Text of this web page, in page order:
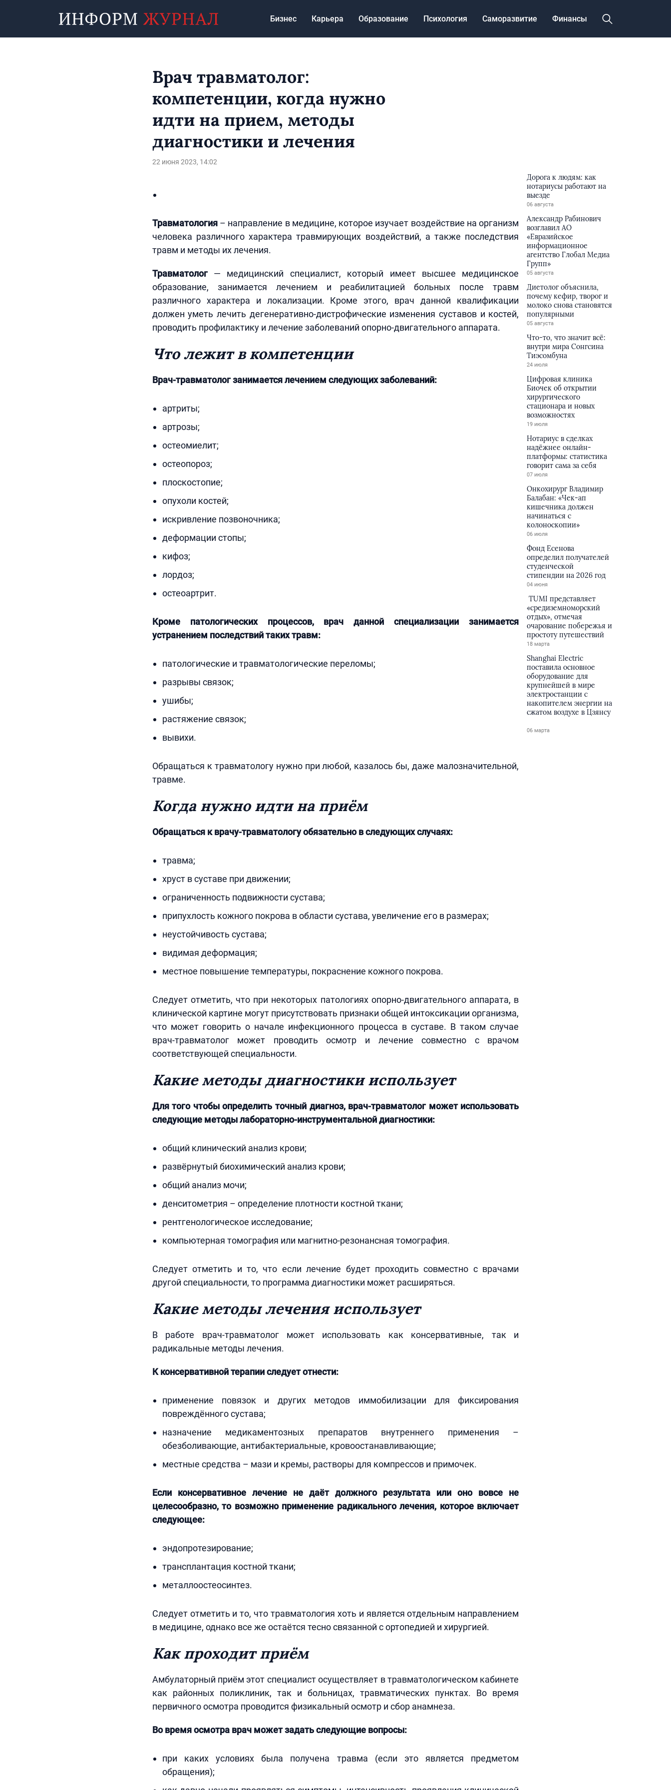
Бизнес Карьера Образование Психология Саморазвитие Финансы
Врач травматолог:
компетенции, когда нужно
идти на прием, методы
диагностики и лечения
22 июня 2023, 14:02
Травматология– направление в медицине, которое изучает воздействие на организм
человека различного характера травмирующих воздействий, а также последствия
травм и методы их лечения.
Травматолог— медицинский специалист, который имеет высшее медицинское
образование, занимается лечением и реабилитацией больных после травм
различного характера и локализации. Кроме этого, врач данной квалификации
должен уметь лечить дегенеративно-дистрофические изменения суставов и костей,
проводить профилактику и лечение заболеваний опорно-двигательного аппарата.
Что лежит в компетенции
Врач-травматолог занимается лечением следующих заболеваний:
артриты;
артрозы;
остеомиелит;
остеопороз;
плоскостопие;
опухоли костей;
искривление позвоночника;
деформации стопы;
кифоз;
лордоз;
остеоартрит.
Кроме патологических процессов, врач данной специализации занимается
устранением последствий таких травм:
патологические и травматологические переломы;
разрывы связок;
ушибы;
растяжение связок;
вывихи.
Обращаться к травматологу нужно при любой, казалось бы, даже малозначительной,
травме.
Когда нужно идти на приём
Обращаться к врачу-травматологу обязательно в следующих случаях:
травма;
хруст в суставе при движении;
ограниченность подвижности сустава;
припухлость кожного покрова в области сустава, увеличение его в размерах;
неустойчивость сустава;
видимая деформация;
местное повышение температуры, покраснение кожного покрова.
Следует отметить, что при некоторых патологиях опорно-двигательного аппарата, в
клинической картине могут присутствовать признаки общей интоксикации организма,
что может говорить о начале инфекционного процесса в суставе. В таком случае
врач-травматолог может проводить осмотр и лечение совместно с врачом
соответствующей специальности.
Какие методы диагностики использует
Для того чтобы определить точный диагноз, врач-травматолог может использовать
следующие методы лабораторно-инструментальной диагностики:
общий клинический анализ крови;
развёрнутый биохимический анализ крови;
общий анализ мочи;
денситометрия – определение плотности костной ткани;
рентгенологическое исследование;
компьютерная томография или магнитно-резонансная томография.
Следует отметить и то, что если лечение будет проходить совместно с врачами
другой специальности, то программа диагностики может расширяться.
Какие методы лечения использует
В работе врач-травматолог может использовать как консервативные, так и
радикальные методы лечения.
К консервативной терапии следует отнести:
применение повязок и других методов иммобилизации для фиксирования
повреждённого сустава;
назначение медикаментозных препаратов внутреннего применения –
обезболивающие, антибактериальные, кровоостанавливающие;
местные средства – мази и кремы, растворы для компрессов и примочек.
Если консервативное лечение не даёт должного результата или оно вовсе не
целесообразно, то возможно применение радикального лечения, которое включает
следующее:
эндопротезирование;
трансплантация костной ткани;
металлоостеосинтез.
Следует отметить и то, что травматология хоть и является отдельным направлением
в медицине, однако все же остаётся тесно связанной с ортопедией и хирургией.
Как проходит приём
Амбулаторный приём этот специалист осуществляет в травматологическом кабинете
как районных поликлиник, так и больницах, травматических пунктах. Во время
первичного осмотра проводится физикальный осмотр и сбор анамнеза.
Во время осмотра врач может задать следующие вопросы:
при каких условиях была получена травма (если это является предметом
обращения);
Дорога к людям: как
нотариусы работают на
выезде
06 августа
Александр Рабинович
возглавил АО
«Евразийское
информационное
агентство Глобал Медиа
Групп»
05 августа
Диетолог объяснила,
почему кефир, творог и
молоко снова становятся
популярными
05 августа
Что-то, что значит всё:
внутри мира Сонгсина
Тиэсомбуна
24 июля
Цифровая клиника
Биочек об открытии
хирургического
стационара и новых
возможностях
19 июля
Нотариус в сделках
надёжнее онлайн-
платформы: статистика
говорит сама за себя
07 июля
Онкохирург Владимир
Балабан: «Чек-ап
кишечника должен
начинаться с
колоноскопии»
06 июля
Фонд Есенова
определил получателей
студенческой
стипендии на 2026 год
04 июня
TUMI представляет
«средиземноморский
отдых», отмечая
очарование побережья и
простоту путешествий
18 марта
Shanghai Electric
поставила основное
оборудование для
крупнейшей в мире
электростанции с
накопителем энергии на
сжатом воздухе в Цзянсу
06 марта